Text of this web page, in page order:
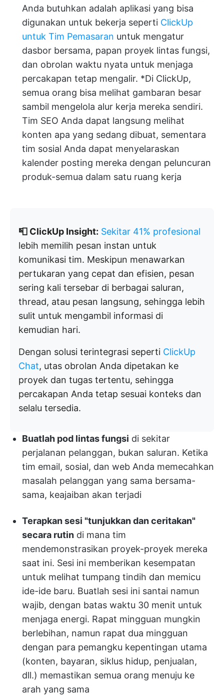
Anda butuhkan adalah aplikasi yang bisa
digunakan untuk bekerja seperti ClickUp
untuk Tim Pemasaran untuk mengatur
dasbor bersama, papan proyek lintas fungsi,
dan obrolan waktu nyata untuk menjaga
percakapan tetap mengalir. *Di ClickUp,
semua orang bisa melihat gambaran besar
sambil mengelola alur kerja mereka sendiri.
Tim SEO Anda dapat langsung melihat
konten apa yang sedang dibuat, sementara
tim sosial Anda dapat menyelaraskan
kalender posting mereka dengan peluncuran
produk-semua dalam satu ruang kerja
📮 ClickUp Insight: Sekitar 41% profesional
lebih memilih pesan instan untuk
komunikasi tim. Meskipun menawarkan
pertukaran yang cepat dan efisien, pesan
sering kali tersebar di berbagai saluran,
thread, atau pesan langsung, sehingga lebih
sulit untuk mengambil informasi di
kemudian hari.
Dengan solusi terintegrasi seperti ClickUp
Chat, utas obrolan Anda dipetakan ke
proyek dan tugas tertentu, sehingga
percakapan Anda tetap sesuai konteks dan
selalu tersedia.
Buatlah pod lintas fungsi di sekitar
perjalanan pelanggan, bukan saluran. Ketika
tim email, sosial, dan web Anda memecahkan
masalah pelanggan yang sama bersama-
sama, keajaiban akan terjadi
Terapkan sesi "tunjukkan dan ceritakan"
secara rutin di mana tim
mendemonstrasikan proyek-proyek mereka
saat ini. Sesi ini memberikan kesempatan
untuk melihat tumpang tindih dan memicu
ide-ide baru. Buatlah sesi ini santai namun
wajib, dengan batas waktu 30 menit untuk
menjaga energi. Rapat mingguan mungkin
berlebihan, namun rapat dua mingguan
dengan para pemangku kepentingan utama
(konten, bayaran, siklus hidup, penjualan,
dll.) memastikan semua orang menuju ke
arah yang sama